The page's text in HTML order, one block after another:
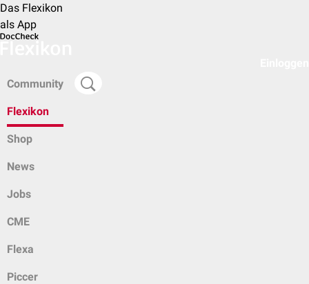
Das Flexikon
als App
Community
Flexikon
Shop
News
Jobs
CME
Flexa
Piccer